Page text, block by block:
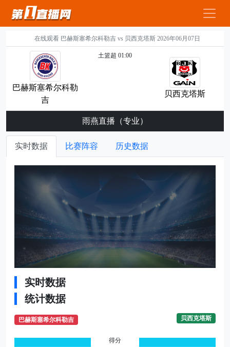
在线观看 巴赫斯塞希尔科勒吉 vs 贝西克塔斯 2026年06月07日
巴赫斯塞希尔科勒
吉
土篮超 01:00
贝西克塔斯
雨燕直播（专业）
实时数据 比赛阵容 历史数据
实时数据
统计数据
巴赫斯塞希尔科勒吉 贝西克塔斯
得分